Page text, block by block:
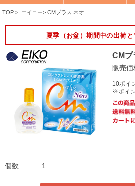
TOP > エイコー> CMプラス ネオ
夏季（お盆）期間中の出荷と
CMプ
販売
10ポイ
※ポイ
個数 1